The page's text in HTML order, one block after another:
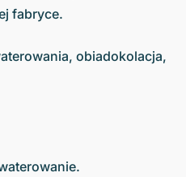
fabryce.
obiadokolacja,